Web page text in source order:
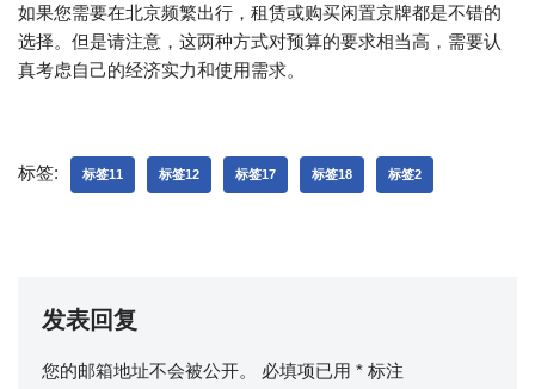
如果您需要在北京频繁出行，租赁或购买闲置京牌都是不错的
选择。但是请注意，这两种方式对预算的要求相当高，需要认
真考虑自己的经济实力和使用需求。
标签: 标签11 标签12 标签17 标签18 标签2
发表回复
您的邮箱地址不会被公开。 必填项已用 * 标注